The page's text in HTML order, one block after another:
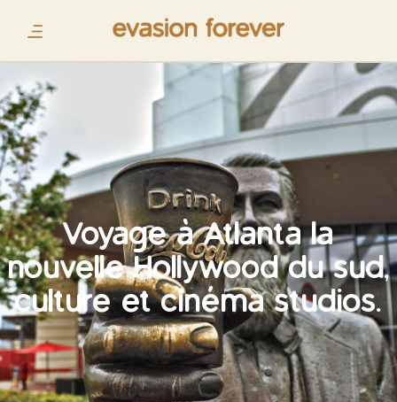
Voyage à Atlanta la
nouvelle Hollywood du sud,
culture et cinéma studios.